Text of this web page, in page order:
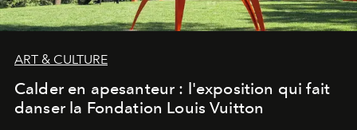
ART & CULTURE
Calder en apesanteur : l'exposition qui fait
danser la Fondation Louis Vuitton